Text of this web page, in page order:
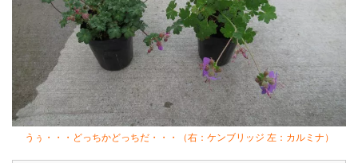
うぅ・・・どっちかどっちだ・・・（右：ケンブリッジ 左：カルミナ）